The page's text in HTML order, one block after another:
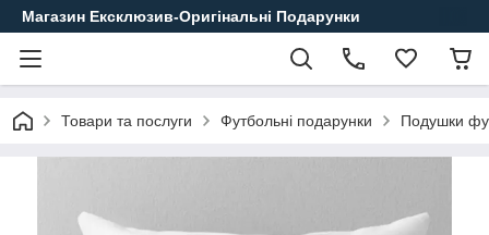
Магазин Ексклюзив-Оригінальні Подарунки
Товари та послуги Футбольні подарунки Подушки